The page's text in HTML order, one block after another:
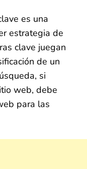
es una
estrategia de
clave juegan
de un
si
web, debe
para las